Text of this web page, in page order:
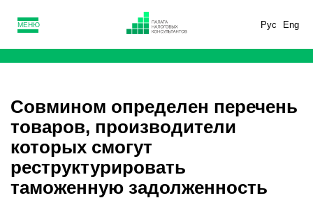
Рус Eng
МЕНЮ
Совмином определен перечень
товаров, производители
которых смогут
реструктурировать
таможенную задолженность